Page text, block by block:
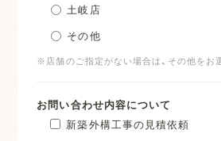
土岐店
その他
※店舗のご指定がない場合は、その他をお
お問い合わせ内容について
新築外構工事の見積依頼